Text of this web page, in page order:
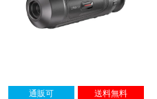
通販可
送料無料